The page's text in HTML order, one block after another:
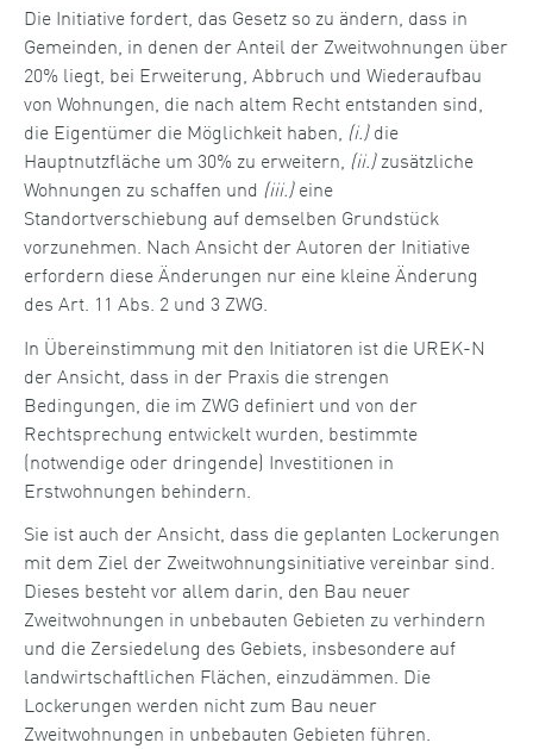
Die Initiative fordert, das Gesetz so zu ändern, dass in
Gemeinden, in denen der Anteil der Zweitwohnungen über
20% liegt, bei Erweiterung, Abbruch und Wiederaufbau
von Wohnungen, die nach altem Recht entstanden sind,
die Eigentümer die Möglichkeit haben, (i.)die
Hauptnutzfläche um 30% zu erweitern, (ii.)zusätzliche
Wohnungen zu schaffen und (iii.)eine
Standortverschiebung auf demselben Grundstück
vorzunehmen. Nach Ansicht der Autoren der Initiative
erfordern diese Änderungen nur eine kleine Änderung
des Art. 11 Abs. 2 und 3 ZWG.
In Übereinstimmung mit den Initiatoren ist die UREK-N
der Ansicht, dass in der Praxis die strengen
Bedingungen, die im ZWG definiert und von der
Rechtsprechung entwickelt wurden, bestimmte
(notwendige oder dringende) Investitionen in
Erstwohnungen behindern.
Sie ist auch der Ansicht, dass die geplanten Lockerungen
mit dem Ziel der Zweitwohnungsinitiative vereinbar sind.
Dieses besteht vor allem darin, den Bau neuer
Zweitwohnungen in unbebauten Gebieten zu verhindern
und die Zersiedelung des Gebiets, insbesondere auf
landwirtschaftlichen Flächen, einzudämmen. Die
Lockerungen werden nicht zum Bau neuer
Zweitwohnungen in unbebauten Gebieten führen.